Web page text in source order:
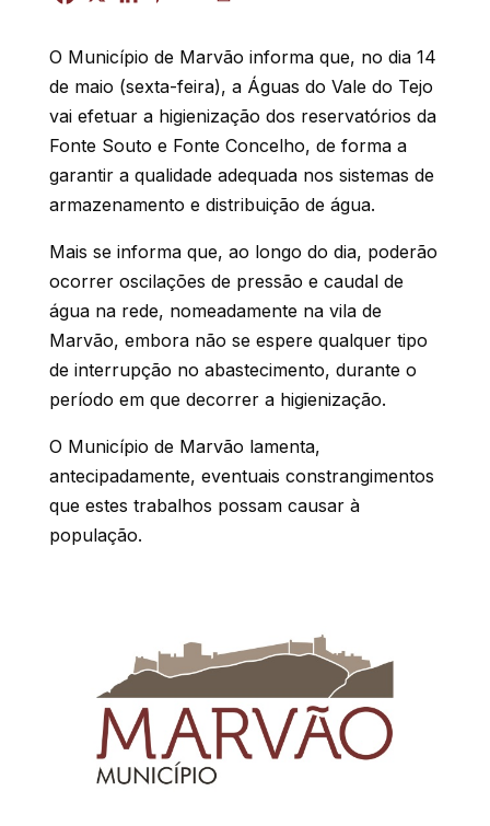
O Município de Marvão informa que, no dia 14
de maio (sexta-feira), a Águas do Vale do Tejo
vai efetuar a higienização dos reservatórios da
Fonte Souto e Fonte Concelho, de forma a
garantir a qualidade adequada nos sistemas de
armazenamento e distribuição de água.
Mais se informa que, ao longo do dia, poderão
ocorrer oscilações de pressão e caudal de
água na rede, nomeadamente na vila de
Marvão, embora não se espere qualquer tipo
de interrupção no abastecimento, durante o
período em que decorrer a higienização.
O Município de Marvão lamenta,
antecipadamente, eventuais constrangimentos
que estes trabalhos possam causar à
população.